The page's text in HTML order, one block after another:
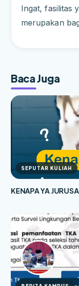
Ingat, fasilitas
merupakan
Baca Juga
SEPUTAR KULIAH
KENAPA YA